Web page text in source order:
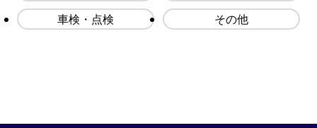
車検・点検
その他